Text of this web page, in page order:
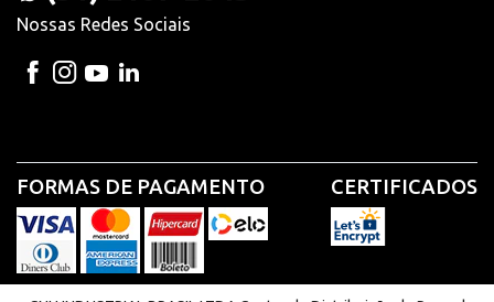
Nossas Redes Sociais
FORMAS DE PAGAMENTO CERTIFICADOS